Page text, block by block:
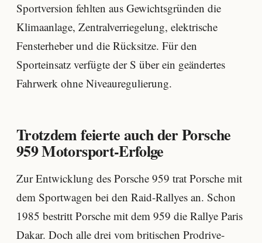
Sportversion fehlten aus Gewichtsgründen die
Klimaanlage, Zentralverriegelung, elektrische
Fensterheber und die Rücksitze. Für den
Sporteinsatz verfügte der S über ein geändertes
Fahrwerk ohne Niveauregulierung.
Trotzdem feierte auch der Porsche
959 Motorsport-Erfolge
Zur Entwicklung des Porsche 959 trat Porsche mit
dem Sportwagen bei den Raid-Rallyes an. Schon
1985 bestritt Porsche mit dem 959 die Rallye Paris
Dakar. Doch alle drei vom britischen Prodrive-